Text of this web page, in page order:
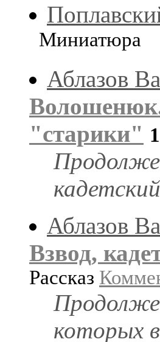
Миниатюра
Аблазов
"старики"
Аблазов
Взвод,
Рассказ
которых